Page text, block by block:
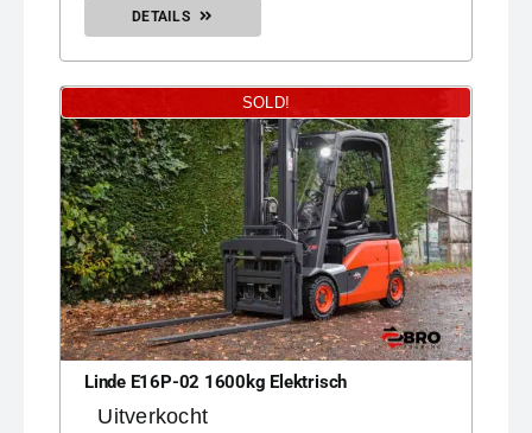
DETAILS
SOLD!
Linde E16P-02 1600kg Elektrisch
Uitverkocht